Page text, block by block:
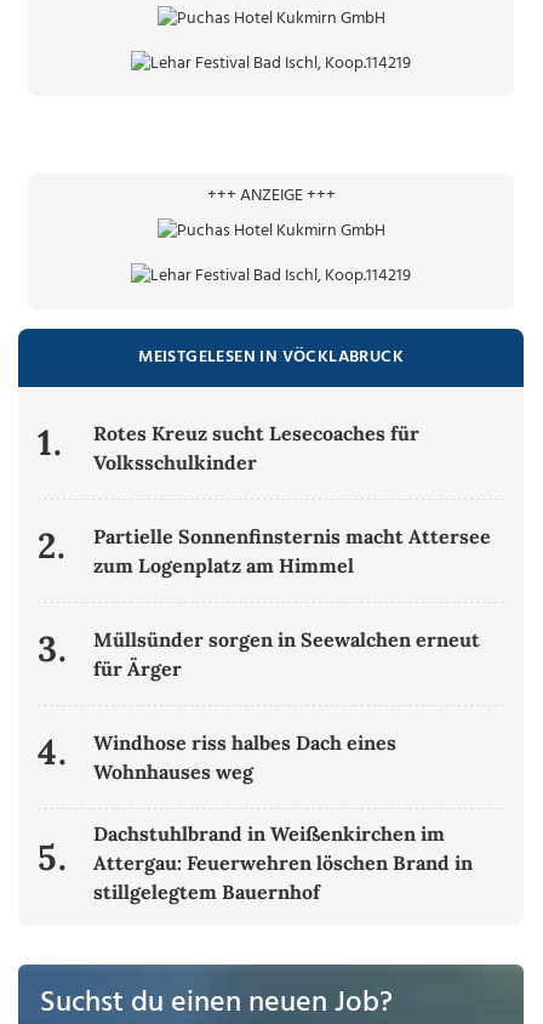
+++ ANZEIGE +++
MEISTGELESEN IN VÖCKLABRUCK
1.
Rotes Kreuz sucht Lesecoaches für
Volksschulkinder
2.
Partielle Sonnenfinsternis macht Attersee
zum Logenplatz am Himmel
3.
Müllsünder sorgen in Seewalchen erneut
für Ärger
4.
Windhose riss halbes Dach eines
Wohnhauses weg
5.
Dachstuhlbrand in Weißenkirchen im
Attergau: Feuerwehren löschen Brand in
stillgelegtem Bauernhof
Suchst du einen neuen Job?